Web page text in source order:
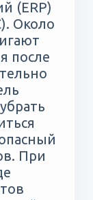
(ERP)
Около
после
При